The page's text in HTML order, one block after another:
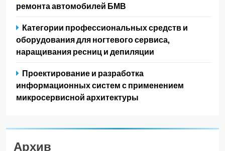
ремонта автомобилей БМВ
Категории профессиональных средств и
оборудования для ногтевого сервиса,
наращивания ресниц и депиляции
Проектирование и разработка
информационных систем с применением
микросервисной архитектуры
Архив